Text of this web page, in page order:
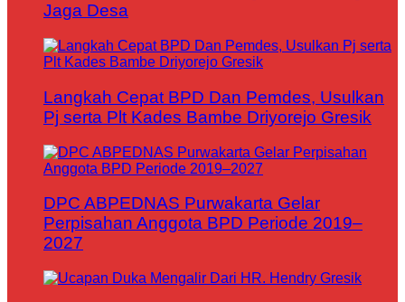
Jaga Desa
Langkah Cepat BPD Dan Pemdes, Usulkan
Pj serta Plt Kades Bambe Driyorejo Gresik
DPC ABPEDNAS Purwakarta Gelar
Perpisahan Anggota BPD Periode 2019–
2027